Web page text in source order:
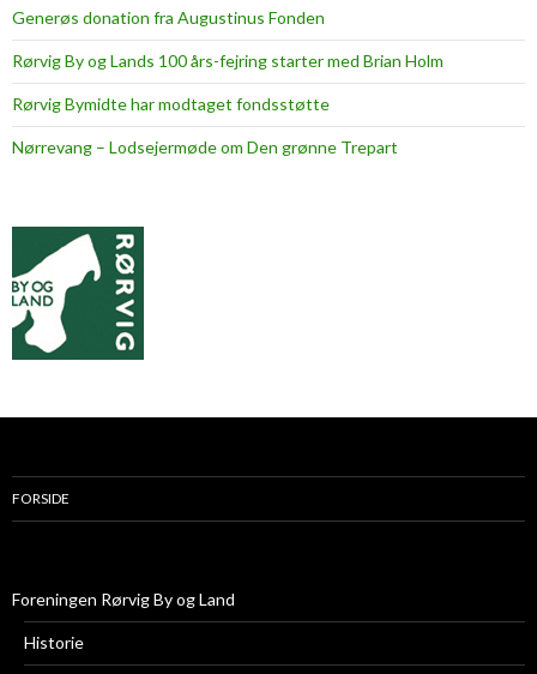
Generøs donation fra Augustinus Fonden
Rørvig By og Lands 100 års-fejring starter med Brian Holm
Rørvig Bymidte har modtaget fondsstøtte
Nørrevang – Lodsejermøde om Den grønne Trepart
FORSIDE
Foreningen Rørvig By og Land
Historie